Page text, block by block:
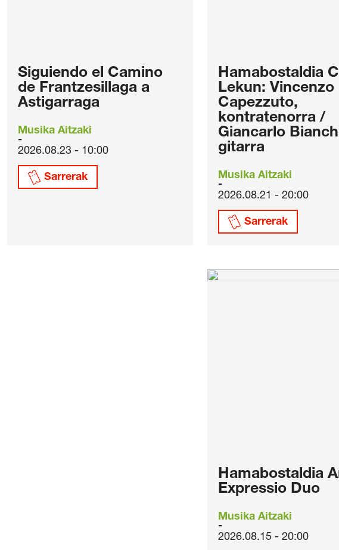
Siguiendo el Camino
de Frantzesillaga a
Astigarraga
Musika Aitzaki
2026.08.23 - 10:00
Sarrerak
Hamabostaldia
Lekun: Vincenzo
Capezzuto,
kontratenorra /
Giancarlo
gitarra
Musika Aitzaki
2026.08.21 - 20:00
Sarrerak
Hamabostaldia
Expressio Duo
Musika Aitzaki
2026.08.15 - 20:00